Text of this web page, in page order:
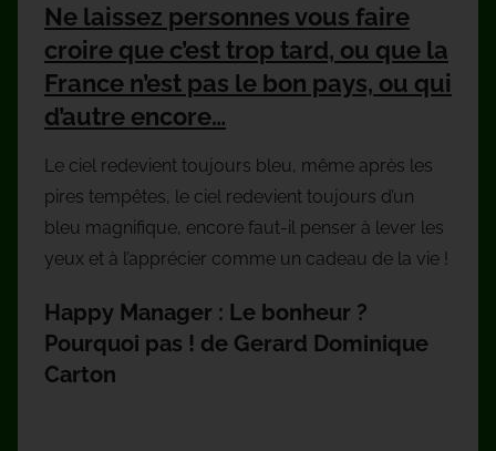
Ne laissez personnes vous faire
croire que c’est trop tard, ou que la
France n’est pas le bon pays, ou qui
d’autre encore…
Le ciel redevient toujours bleu, même après les
pires tempêtes, le ciel redevient toujours d’un
bleu magnifique, encore faut-il penser à lever les
yeux et à l’apprécier comme un cadeau de la vie !
Happy Manager : Le bonheur ?
Pourquoi pas ! de Gerard Dominique
Carton